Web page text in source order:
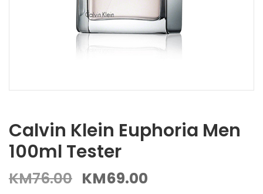
Calvin Klein Euphoria Men
100ml Tester
KM76.00 KM69.00